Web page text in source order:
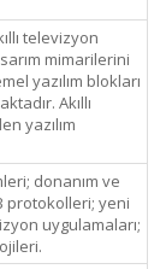
televizyon
mimarilerini
yazılım blokları
Akıllı
yazılım
donanım ve
protokolleri; yeni
uygulamaları;